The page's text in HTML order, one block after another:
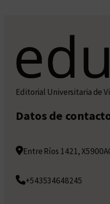
Editorial Universitaria de
Datos de
Entre Ríos 1421,
+543534648245